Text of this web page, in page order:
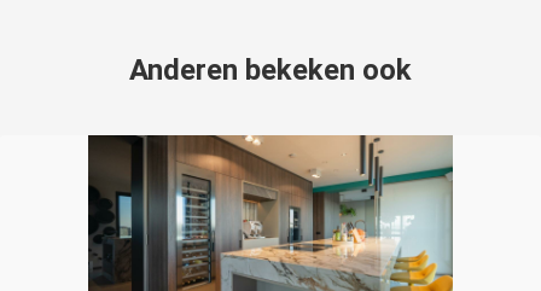
Anderen bekeken ook